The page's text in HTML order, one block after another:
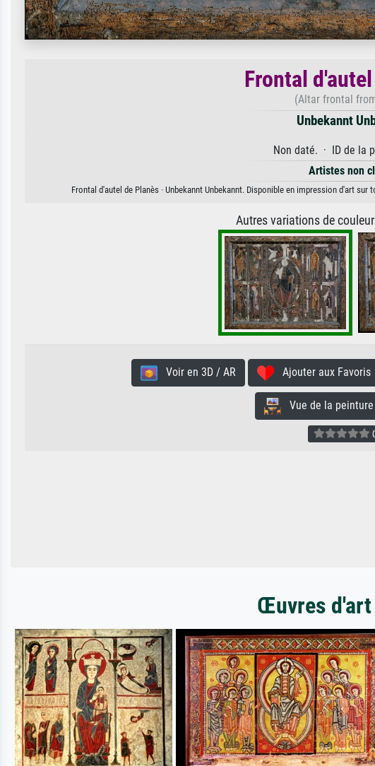
Frontal
(Altar frontal
Unbekannt
Non daté. · ID de la
Artistes non
Frontal d'autel de Planès · Unbekannt Unbekannt. Disponible en impression d'art
Autres variations de
Voir en 3D / AR Ajouter aux Favoris
Vue de la peinture
Œuvres d'art